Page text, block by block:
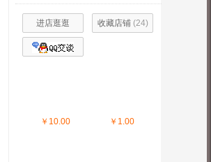
进店逛逛 收藏店铺 (24)
￥10.00 ￥1.00